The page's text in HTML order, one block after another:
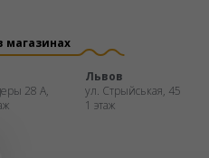
магазинах
28 А,
Львов
ул. Стрыйськая, 45
1 этаж